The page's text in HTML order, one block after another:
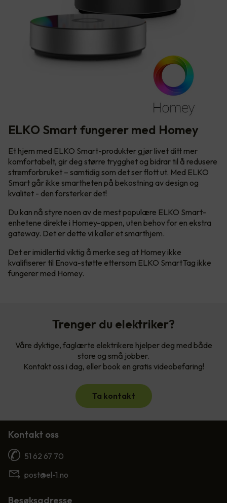
ELKO Smart fungerer med Homey
Et hjem med ELKO Smart-produkter gjør livet ditt mer
komfortabelt, gir deg større trygghet og bidrar til å redusere
strømforbruket – samtidig som det ser flott ut. Med ELKO
Smart går ikke smartheten på bekostning av design og
kvalitet - den forsterker det!
Du kan nå styre noen av de mest populære ELKO Smart-
enhetene direkte i Homey-appen, uten behov for en ekstra
gateway. Det er dette vi kaller et smarthjem.
Det er imidlertid viktig å merke seg at Homey ikke
kvalifiserer til Enova-støtte ettersom ELKO SmartTag ikke
fungerer med Homey.
Trenger du elektriker?
Våre dyktige, faglærte elektrikere hjelper deg med både
store og små jobber.
Kontakt oss i dag, eller book en gratis videobefaring!
Ta kontakt
Kontakt oss
51 62 67 70
post@el-1.no
Besøksadresse